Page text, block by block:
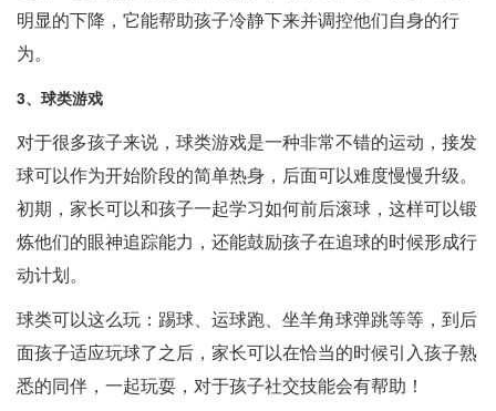
明显的下降，它能帮助孩子冷静下来并调控他们自身的行
为。
3、球类游戏
对于很多孩子来说，球类游戏是一种非常不错的运动，接发
球可以作为开始阶段的简单热身，后面可以难度慢慢升级。
初期，家长可以和孩子一起学习如何前后滚球，这样可以锻
炼他们的眼神追踪能力，还能鼓励孩子在追球的时候形成行
动计划。
球类可以这么玩：踢球、运球跑、坐羊角球弹跳等等，到后
面孩子适应玩球了之后，家长可以在恰当的时候引入孩子熟
悉的同伴，一起玩耍，对于孩子社交技能会有帮助！